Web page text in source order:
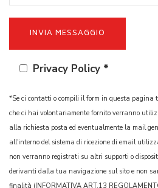
Privacy Policy *
*Se ci contatti o compili il form in questa pagina
che ci hai volontariamente fornito verranno
alla richiesta posta ed eventualmente la mail
all'interno del sistema di ricezione di email
non verranno registrati su altri supporti o
derivanti dalla tua navigazione sul sito e non
finalità (INFORMATIVA ART.13